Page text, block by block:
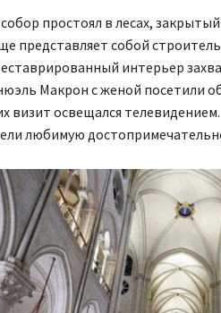
простоял в лесах,
представляет собой
интерьер
Макрон с женой посетили
визит освещался
любимую